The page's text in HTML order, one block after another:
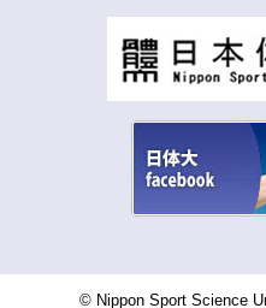
© Nippon Sport Science